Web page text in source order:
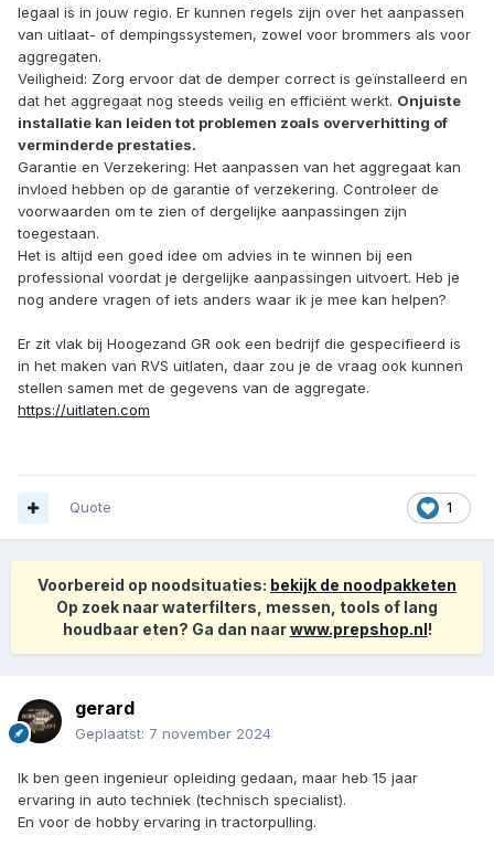
legaal is in jouw regio. Er kunnen regels zijn over het aanpassen
van uitlaat- of dempingssystemen, zowel voor brommers als voor
aggregaten.
Veiligheid: Zorg ervoor dat de demper correct is geïnstalleerd en
dat het aggregaat nog steeds veilig en efficiënt werkt. Onjuiste
installatie kan leiden tot problemen zoals oververhitting of
verminderde prestaties.
Garantie en Verzekering: Het aanpassen van het aggregaat kan
invloed hebben op de garantie of verzekering. Controleer de
voorwaarden om te zien of dergelijke aanpassingen zijn
toegestaan.
Het is altijd een goed idee om advies in te winnen bij een
professional voordat je dergelijke aanpassingen uitvoert. Heb je
nog andere vragen of iets anders waar ik je mee kan helpen?
Er zit vlak bij Hoogezand GR ook een bedrijf die gespecifieerd is
in het maken van RVS uitlaten, daar zou je de vraag ook kunnen
stellen samen met de gegevens van de aggregate.
https://uitlaten.com
1
Quote
Voorbereid op noodsituaties: bekijk de noodpakketen
Op zoek naar waterfilters, messen, tools of lang
houdbaar eten? Ga dan naarwww.prepshop.nl!
gerard
Geplaatst: 7 november 2024
Ik ben geen ingenieur opleiding gedaan, maar heb 15 jaar
ervaring in auto techniek (technisch specialist).
En voor de hobby ervaring in tractorpulling.